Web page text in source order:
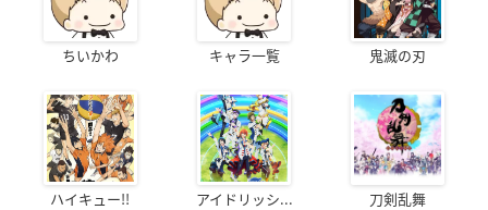
ちいかわ キャラ一覧 鬼滅の刃
ハイキュー!! アイドリッシ... 刀剣乱舞